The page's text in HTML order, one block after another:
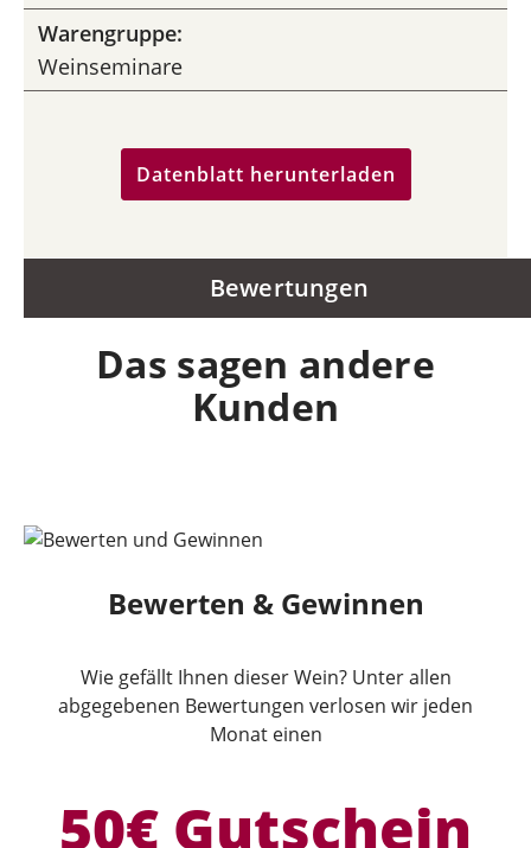
Warengruppe:
Weinseminare
Datenblatt herunterladen
Bewertungen
Das sagen andere
Kunden
Bewerten & Gewinnen
Wie gefällt Ihnen dieser Wein? Unter allen
abgegebenen Bewertungen verlosen wir jeden
Monat einen
50€ Gutschein